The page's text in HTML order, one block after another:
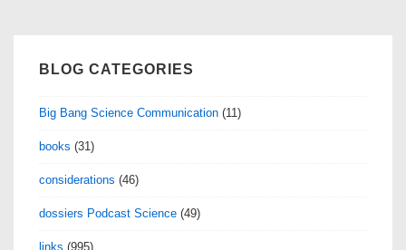
BLOG CATEGORIES
Big Bang Science Communication (11)
books (31)
considerations (46)
dossiers Podcast Science (49)
links (995)